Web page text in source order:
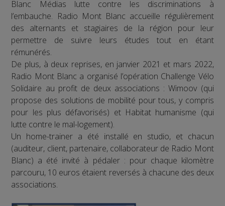
Blanc Médias lutte contre les discriminations à
l’embauche. Radio Mont Blanc accueille régulièrement
des alternants et stagiaires de la région pour leur
permettre de suivre leurs études tout en étant
rémunérés.
De plus, à deux reprises, en janvier 2021 et mars 2022,
Radio Mont Blanc a organisé l’opération Challenge Vélo
Solidaire au profit de deux associations : Wimoov (qui
propose des solutions de mobilité pour tous, y compris
pour les plus défavorisés) et Habitat humanisme (qui
lutte contre le mal-logement).
Un home-trainer a été installé en studio, et chacun
(auditeur, client, partenaire, collaborateur de Radio Mont
Blanc) a été invité à pédaler : pour chaque kilomètre
parcouru, 10 euros étaient reversés à chacune des deux
associations.